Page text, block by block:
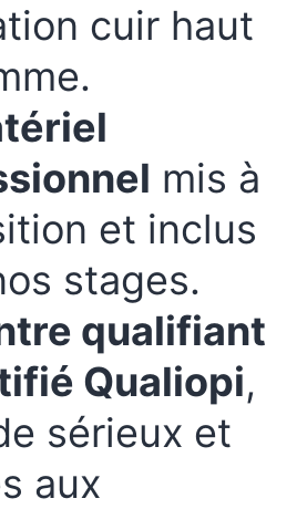
cuir haut
mis à
et inclus
stages.
qualifiant
Qualiopi,
sérieux et
aux